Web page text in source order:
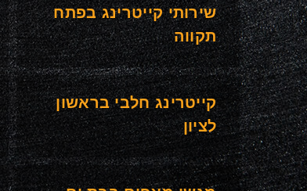
שירותי קייטרינג בפתח
תקווה
קייטרינג חלבי בראשון
לציון